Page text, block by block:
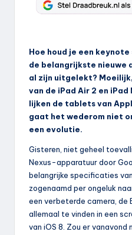
Hoe houd je een
de belangrijkste nieuwe
al zijn uitgelekt?
van de iPad Air 2 en iPad
lijken de tablets van
gaat het wederom niet
een evolutie.
Gisteren, niet geheel
Nexus-apparatuur door
belangrijke specificaties
zogenaamd per ongeluk
een verbeterde camera,
allemaal te vinden in een
van iOS 8. Zou er